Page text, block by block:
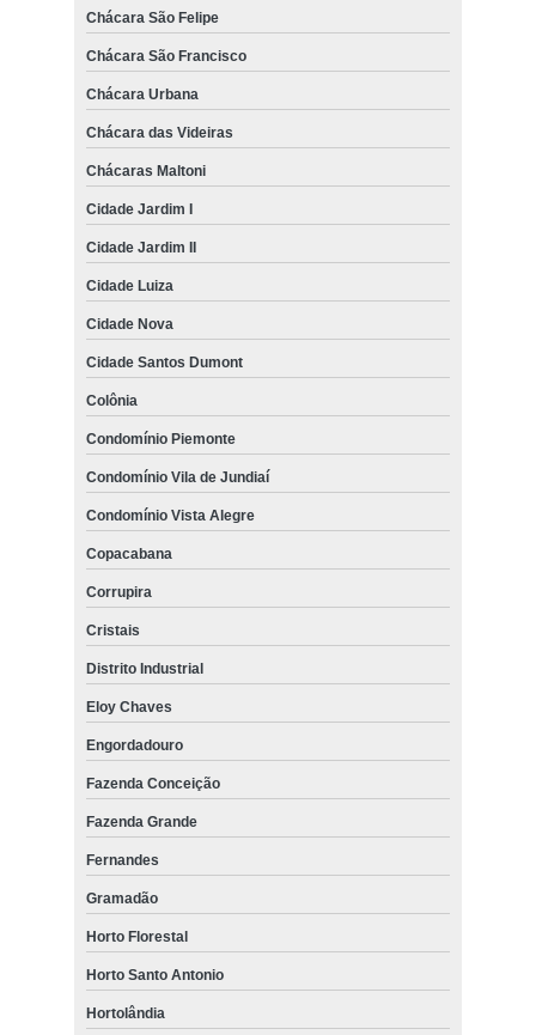
Chácara São Felipe
Chácara São Francisco
Chácara Urbana
Chácara das Videiras
Chácaras Maltoni
Cidade Jardim I
Cidade Jardim II
Cidade Luiza
Cidade Nova
Cidade Santos Dumont
Colônia
Condomínio Piemonte
Condomínio Vila de Jundiaí
Condomínio Vista Alegre
Copacabana
Corrupira
Cristais
Distrito Industrial
Eloy Chaves
Engordadouro
Fazenda Conceição
Fazenda Grande
Fernandes
Gramadão
Horto Florestal
Horto Santo Antonio
Hortolândia